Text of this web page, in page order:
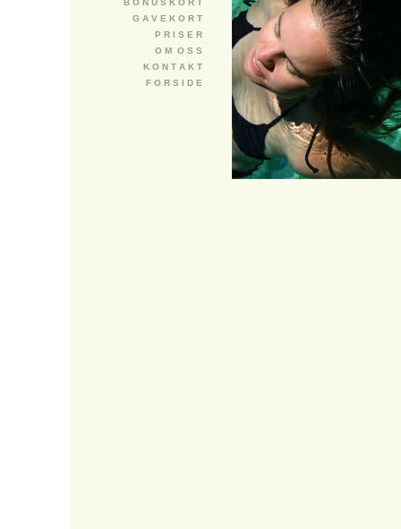
B O N U S K O R T
G A V E K O R T
P R I S E R
O M O S S
K O N T A K T
F O R S I D E